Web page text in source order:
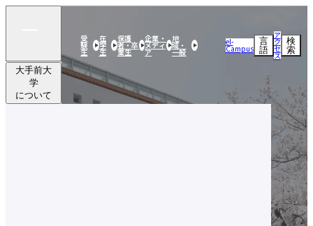
受
験
生
在
学
生
保護
者・卒
業生
企業・
メディ
ア
地
域・
一般
el-
Campus
言
語
ア
ク
セ
ス
検
索
大手前大
学
について